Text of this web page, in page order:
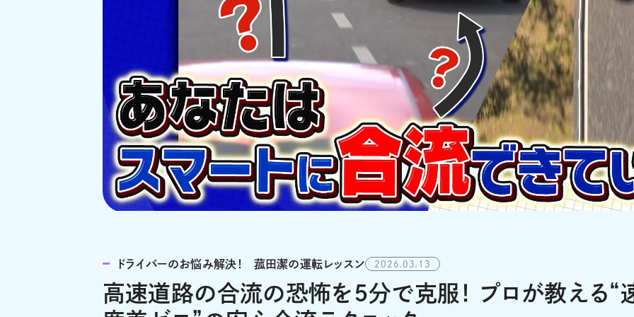
ドライバーのお悩み解決！ 菰田潔の運転レッスン 2026.03.13
高速道路の合流の恐怖を5分で克服！ プロが教える“